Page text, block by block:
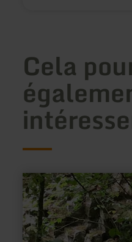
Cela
en
savoir
plus
sur
:
Wolfsschlucht
Horngraben